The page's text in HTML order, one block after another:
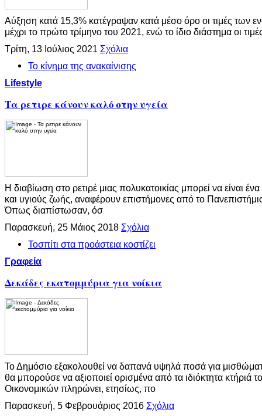
Αύξηση κατά 15,3% κατέγραψαν κατά μέσο όρο οι τιμές των
μέχρι το πρώτο τρίμηνο του 2021, ενώ το ίδιο διάστημα οι
Τρίτη, 13 Ιούλιος 2021 Σχόλια
Το κίνημα της ανακαίνισης
Lifestyle
Τα ρετιρε κάνουν καλό στην υγεία
Η διαβίωση στο ρετιρέ μιας πολυκατοικίας μπορεί να είναι
και υγιούς ζωής, αναφέρουν επιστήμονες από το
Όπως διαπίστωσαν, όσ
Παρασκευή, 25 Μάιος 2018 Σχόλια
Τοσπίτι στα προάστεια κοστίζει
Γραφεία
Δεκάδες εκατομμύρια για νοίκια
Το Δημόσιο εξακολουθεί να δαπανά υψηλά ποσά για
θα μπορούσε να αξιοποιεί ορισμένα από τα ιδιόκτητα κτήριά
Οικονομικών πληρώνει, ετησίως, πο
Παρασκευή, 5 Φεβρουάριος 2016 Σχόλια